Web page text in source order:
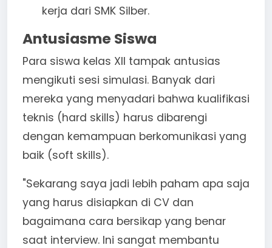
kerja dari SMK Silber.
Antusiasme Siswa
Para siswa kelas XII tampak antusias
mengikuti sesi simulasi. Banyak dari
mereka yang menyadari bahwa kualifikasi
teknis (hard skills) harus dibarengi
dengan kemampuan berkomunikasi yang
baik (soft skills).
"Sekarang saya jadi lebih paham apa saja
yang harus disiapkan di CV dan
bagaimana cara bersikap yang benar
saat interview. Ini sangat membantu